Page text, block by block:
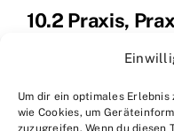
Um dir ein optimales
wie Cookies, um
zuzugreifen. Wenn du diesen
10.2 Praxis,
Übt regelmäßig und
verschiedenen
techniken. Je mehr